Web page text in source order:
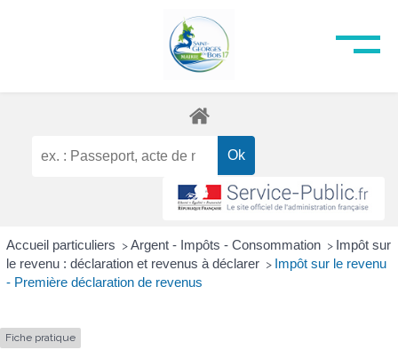
Accueil particuliers > Argent - Impôts - Consommation > Impôt sur
le revenu : déclaration et revenus à déclarer > Impôt sur le revenu
- Première déclaration de revenus
Fiche pratique